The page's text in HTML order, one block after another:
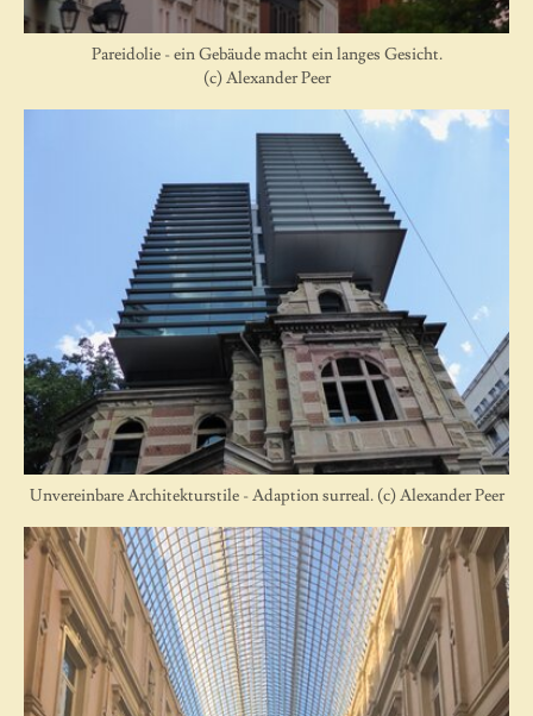
Pareidolie - ein Gebäude macht ein langes Gesicht.
(c) Alexander Peer
Unvereinbare Architekturstile - Adaption surreal. (c) Alexander Peer